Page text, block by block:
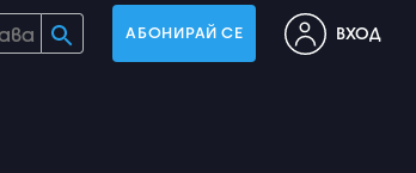
АБОНИРАЙ СЕ ВХОД